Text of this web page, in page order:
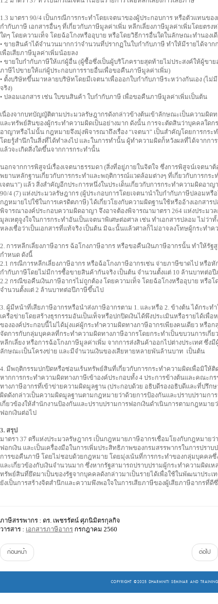
1.3 มาตรา 90/4 เป็นกรณีการกระทำโดยเจตนาของผู้ประกอบการ หรือตัวแทนขอ
กำกับภาษี เอกสารอื่นๆ ที่เกี่ยวกับภาษีมูลค่าเพิ่ม หลีกเลี่ยงภาษีมูลค่าเพิ่มโดยตร
ใดๆ โดยความเท็จ โดยฉ้อโกงหรืออุบาย หรือโดยวิธีการอื่นใดในลักษณะทำนองเ
• ขายสินค้าได้จำนวนมากกว่าจำนวนที่ปรากฏในใบกำกับภาษี ทำให้มีรายได้จาก
เพื่อเสียภาษีมูลค่าเพิ่มน้อยลง
• ขายใบกำกับภาษีให้แก่ผู้อื่น (ผู้ซื้อซึ่งเป็นผู้บริโภครายสุดท้ายไม่ประสงค์ให้ผู้ขา
ภาษีไปขายให้แก่ผู้ประกอบการรายอื่นเพื่อขอคืนภาษีมูลค่าเพิ่ม)
• ตั้งบริษัทขึ้นมาหลายบริษัทโดยมีเจตนาเพื่อออกใบกำกับภาษีระหว่างกันเอง (ไ
จริง)
• ปลอมเอกสาร เช่น ใบขนสินค้า ใบกำกับภาษี เพื่อขอคืนภาษีมูลค่าเพิ่มเป็นต้น
เนื่องจากบทบัญญัติตามประมวลรัษฎากรดังกล่าวข้างต้นเข้าลักษณะเป็นความผิด
และทรัพย์สินของผู้กระทำความผิดเป็นอย่างมาก ดังนั้น การจะตัดสินว่าบุคคลใด
อาญาหรือไม่นั้น กฎหมายจึงมุ่งพิจารณาถึงเรื่อง “เจตนา” เป็นสำคัญโดยการกระ
โดยรู้สำนึกในสิ่งที่ได้ทำลงไป และในการทำนั้น ผู้ทำความผิดก็หวังผลที่ได้จากกา
แล้วจะเกิดสิ่งใดขึ้นจากการกระทำนั้น
นอกจากการพิสูจน์เรื่องเจตนาธรรมดา (สิ่งที่อยู่ภายในจิตใจ ซึ่งการพิสูจน์เจตนาต้
พยานหลักฐานเกี่ยวกับการกระทำและพฤติการณ์แวดล้อมต่างๆ ที่เกี่ยวกับการกระ
เจตนา") แล้ว สิ่งสำคัญอีกประการหนึ่งในประเด็นเกี่ยวกับการกระทำความผิดอา
90/4 (7) แห่งประมวลรัษฎากร (ผู้ประกอบการโดยเจตนานำใบกำกับภาษีปลอมห
กฎหมายไปใช้ในการเครดิตภาษี) ได้เกี่ยวโยงกับความผิดฐานใช้หรืออ้างเอกสา
พิจารณาองค์ประกอบความผิดอาญา จึงอาจต้องพิจารณามาตรา 264 แห่งประม
มูลเหตุจูงใจในการกระทำอันเป็นเจตนาพิเศษต่อศาล เช่น ทำเอกสารปลอม ไม่ว่า
หลงเชื่อว่าเป็นเอกสารที่แท้จริง เป็นต้น มิฉะนั้นแล้วศาลก็ไม่อาจลงโทษผู้กระทำค
2. การหลีกเลี่ยงภาษีอากร ฉ้อโกงภาษีอากร หรือขอคืนเงินภาษีอากรนั้น ทำให้รั
กำหนด ดังนี้
2.1 กรณีการหลีกเลี่ยงภาษีอากร หรือฉ้อโกงภาษีอากรเช่น จ่ายภาษีขาดไป หรือหั
กำกับภาษีโดยไม่มีการซื้อขายสินค้ากันจริง เป็นต้น จำนวนตั้งแต่ 10 ล้านบาทต่อ
2.2 กรณีขอคืนเงินภาษีอากรไม่ถูกต้อง โดยความเท็จ โดยฉ้อโกงหรืออุบาย หรือโ
จำนวนตั้งแต่ 2 ล้านบาทต่อปีภาษีขึ้นไป
3. ผู้มีหน้าที่เสียภาษีอากรหรือนำส่งภาษีอากรตาม 1. และหรือ 2. ข้างต้น ได้กระ
เครือข่ายโดยสร้างธุรกรรมอันเป็นเท็จหรือปกปิดเงินได้พึงประเมินหรือรายได้เพื่
ขององค์ประกอบนี้ไม่ได้มุ่งแค่ผู้กระทำความผิดทางภาษีอากรเพียงคนเดียว หรือก
จัดการกับกลุ่มบุคคลที่กระทำความผิดทางภาษีอากรโดยกระทำเป็นขบวนการเกี่ย
หลีกเลี่ยง หรือการฉ้อโกงภาษีมูลค่าเพิ่ม จากการส่งสินค้าออกไปต่างประเทศ ซึ่ง
ลักษณะเป็นโครงข่าย และมีจำนวนเงินของเสียหายหลายพันล้านบาท เป็นต้น
4. มีพฤติกรรมปกปิดหรือซ่อนเร้นทรัพย์สินที่เกี่ยวกับการกระทำความผิดเพื่อมิให้
หากการกระทำความผิดทางภาษีเข้าองค์ประกอบทั้ง 4 ประการข้างต้นและคณะ
ทางภาษีอากรที่เข้าข่ายความผิดมูลฐาน (ประกอบด้วย อธิบดีรองอธิบดีและที่ปรึก
ผิดดังกล่าวเป็นความผิดมูลฐานตามกฎหมายว่าด้วยการป้องกันและปราบปรามกา
เกี่ยวข้องให้สำนักงานป้องกันและปราบปรามการฟอกเงินดำเนินการตามกฎหมาย
ฟอกเงินต่อไป
3. สรุป
มาตรา 37 ตรีแห่งประมวลรัษฎากร เป็นกฎหมายภาษีอากรเชื่อมโยงกับกฎหมายว่
ฟอกเงิน และเป็นเครื่องมือในการเพิ่มประสิทธิภาพของกรมสรรพากรในการปราบ
การขอคืนภาษี โดยไม่ชอบด้วยกฎหมาย โดยมุ่งเน้นที่การกระทำของกลุ่มบุคคลซึ่
และเกี่ยวข้องกับเงินจำนวนมาก ซึ่งหากรัฐสามารถปราบปรามผู้กระทำความผิดเ
ทรัพย์สินที่ยึดมาเป็นของรัฐจากบุคคลดังกล่าวมาเป็นรายได้เพื่อใช้ในพัฒนาประ
ยังเป็นการสร้างจิตสำนึกและความพึงพอใจในการเสียภาษีของผู้เสียภาษีอากรที่
ภาษีสรรพากร : ดร. เพชรรัตน์ ศุภนิมิตรกุลกิจ
วารสาร : เอกสารภาษีอากร กรกฎาคม 2560
ก่อนหน้า ต่อไป
COPYRIGHT ©2025 DHARMNITI SEMINAR AND